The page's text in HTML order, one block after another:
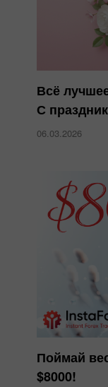
Всё
С
06.03.2026
Поймай
$8000!